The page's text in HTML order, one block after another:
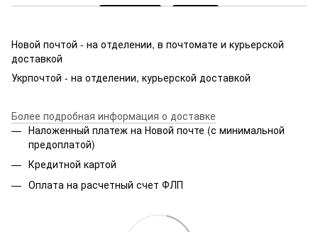
Новой почтой - на отделении, в почтомате и курьерской
доставкой
Укрпочтой - на отделении, курьерской доставкой
Более подробная информация о доставке
Наложенный платеж на Новой почте (с минимальной
предоплатой)
Кредитной картой
Оплата на расчетный счет ФЛП